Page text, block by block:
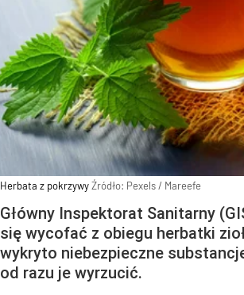
Herbata z pokrzywyŹródło: Pexels/ Mareefe
Główny Inspektorat Sanitarny
się wycofać z obiegu herbatki
wykryto niebezpieczne
od razu je wyrzucić.